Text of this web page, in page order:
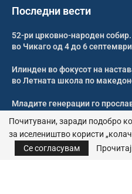
Последни вести
52-ри црковно-народен
во Чикаго од 4 до 6 септември
Илинден во фокусот на
во Летната школа по
Младите генерации го
Свечено и молитвено
Почитувани, заради подобро
за иселеништво користи
Се согласувам